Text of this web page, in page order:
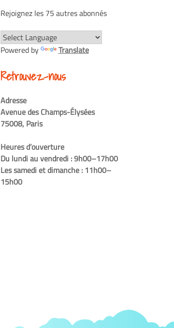
Rejoignez les 75 autres abonnés
Powered by Translate
Retrouvez-nous
Adresse
Avenue des Champs-Élysées
75008, Paris
Heures d’ouverture
Du lundi au vendredi : 9h00–17h00
Les samedi et dimanche : 11h00–
15h00